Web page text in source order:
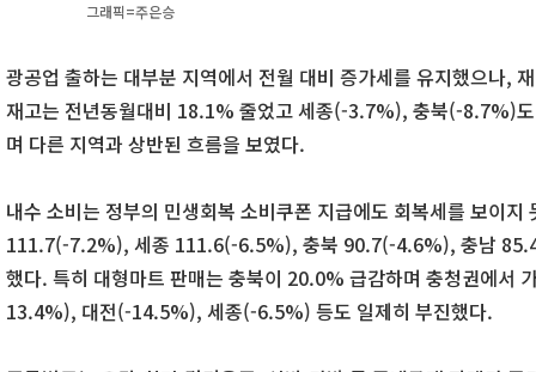
그래픽=주은승
광공업 출하는 대부분 지역에서 전월 대비 증가세를 유지했으나,
재고는 전년동월대비 18.1% 줄었고 세종(-3.7%), 충북(-8.7%)
며 다른 지역과 상반된 흐름을 보였다.
내수 소비는 정부의 민생회복 소비쿠폰 지급에도 회복세를 보이
111.7(-7.2%), 세종 111.6(-6.5%), 충북 90.7(-4.6%), 충남
했다. 특히 대형마트 판매는 충북이 20.0% 급감하며 충청권에서
13.4%), 대전(-14.5%), 세종(-6.5%) 등도 일제히 부진했다.